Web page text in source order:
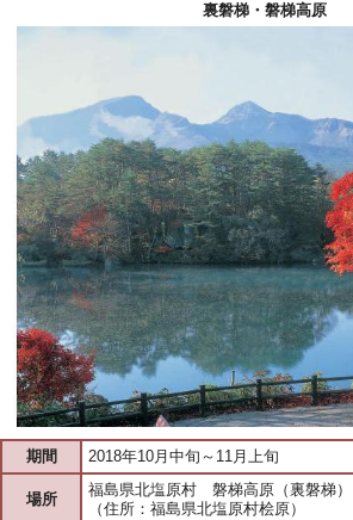
裏磐梯・磐梯高原
期間 2018年10月中旬～11月上旬
場所
福島県北塩原村 磐梯高原（裏磐梯）
（住所：福島県北塩原村桧原）